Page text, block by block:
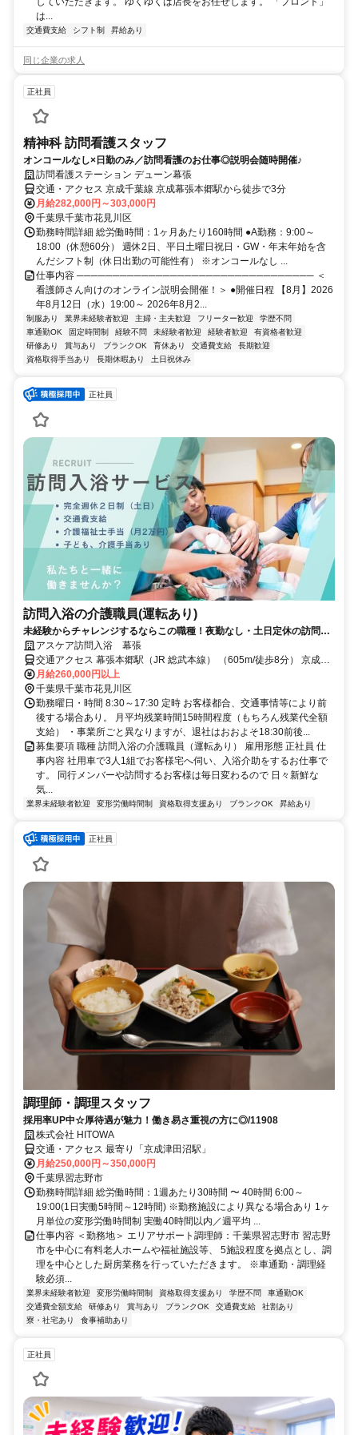
は...
交通費支給 シフト制 昇給あり
同じ企業の求人
正社員
精神科 訪問看護スタッフ
オンコールなし×日勤のみ／訪問看護のお仕事◎説明会随時開催♪
訪問看護ステーション デューン幕張
交通・アクセス 京成千葉線 京成幕張本郷駅から徒歩で3分
月給282,000円～303,000円
千葉県千葉市花見川区
勤務時間詳細 総労働時間：1ヶ月あたり160時間 ●A勤務：9:00～
18:00（休憩60分） 週休2日、平日土曜日祝日・GW・年末年始を含
んだシフト制（休日出勤の可能性有） ※オンコールなし ...
仕事内容 ───────────────────────────────── ＜
看護師さん向けのオンライン説明会開催！＞ ●開催日程 【8月】2026
年8月12日（水）19:00～ 2026年8月2...
制服あり 業界未経験者歓迎 主婦・主夫歓迎 フリーター歓迎
学歴不問
車通勤OK
固定時間制 経験不問 未経験者歓迎 経験者歓迎
有資格者歓迎
研修あり
賞与あり ブランクOK 育休あり 交通費支給
長期歓迎
資格取得手当あり
長期休暇あり 土日祝休み
正社員
訪問入浴の介護職員(運転あり)
未経験からチャレンジするならこの職種！夜勤なし・土日定休の訪問入
浴サービス
アスケア訪問入浴 幕張
交通アクセス 幕張本郷駅（JR 総武本線） （605m/徒歩8分） 京成幕
張本郷駅（京成 千葉線） （616m/徒歩8分） 京成大久保駅（京成 本
線） （1602m/徒歩20分）
月給260,000円以上
千葉県千葉市花見川区
勤務曜日・時間 8:30～17:30 定時 お客様都合、交通事情等により前
後する場合あり。 月平均残業時間15時間程度（もちろん残業代全額
支給） ・事業所ごと異なりますが、退社はおおよそ18:30前後...
募集要項 職種 訪問入浴の介護職員（運転あり） 雇用形態 正社員 仕
事内容 社用車で3人1組でお客様宅へ伺い、入浴介助をするお仕事で
す。 同行メンバーや訪問するお客様は毎日変わるので 日々新鮮な
気...
業界未経験者歓迎 変形労働時間制 資格取得支援あり ブランクOK 昇給あり
正社員
調理師・調理スタッフ
採用率UP中☆厚待遇が魅力！働き易さ重視の方に◎/11908
株式会社 HITOWA
交通・アクセス 最寄り「京成津田沼駅」
月給250,000円～350,000円
千葉県習志野市
勤務時間詳細 総労働時間：1週あたり30時間 〜 40時間 6:00～
19:00(1日実働5時間～12時間) ※勤務施設により異なる場合あり 1ヶ
月単位の変形労働時間制 実働40時間以内／週平均 ...
仕事内容 ＜勤務地＞ エリアサポート調理師：千葉県習志野市 習志野
市を中心に有料老人ホームや福祉施設等、 5施設程度を拠点とし、調
理を中心とした厨房業務を行っていただきます。 ※車通勤・調理経
験必須...
業界未経験者歓迎 変形労働時間制 資格取得支援あり 学歴不問
車通勤OK
交通費全額支給
研修あり 賞与あり ブランクOK 交通費支給
社割あり
寮・社宅あり
食事補助あり
正社員